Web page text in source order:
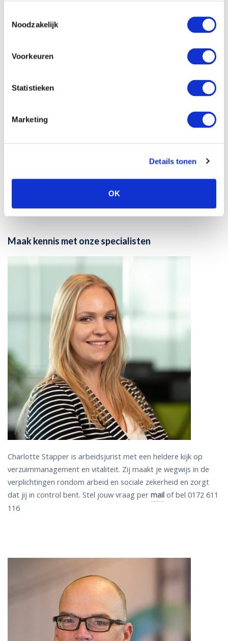
Noodzakelijk
Voorkeuren
Statistieken
Marketing
Details tonen
OK
Maak kennis met onze specialisten
Charlotte Stapper is arbeidsjurist met een heldere kijk op
verzuimmanagement en vitaliteit. Zij maakt je wegwijs in de
verplichtingen rondom arbeid en sociale zekerheid en zorgt
dat jij in control bent. Stel jouw vraag per mail of bel 0172 611
116